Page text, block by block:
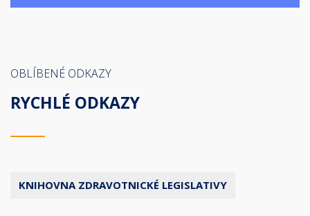
OBLÍBENÉ ODKAZY
RYCHLÉ ODKAZY
KNIHOVNA ZDRAVOTNICKÉ LEGISLATIVY